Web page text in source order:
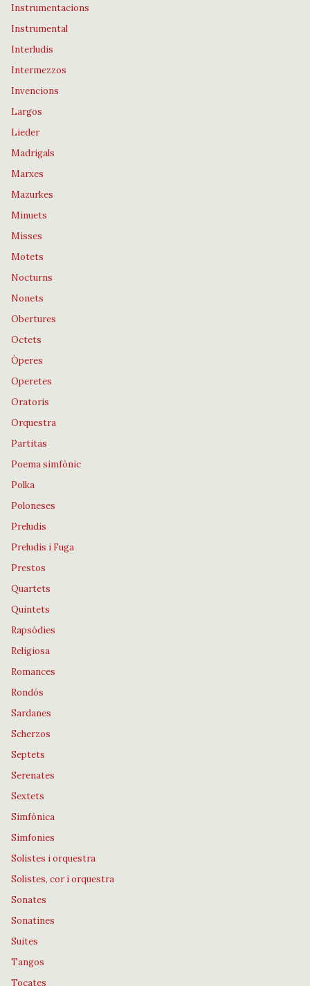
Instrumentacions
Instrumental
Interludis
Intermezzos
Invencions
Largos
Lieder
Madrigals
Marxes
Mazurkes
Minuets
Misses
Motets
Nocturns
Nonets
Obertures
Octets
Òperes
Operetes
Oratoris
Orquestra
Partitas
Poema simfònic
Polka
Poloneses
Preludis
Preludis i Fuga
Prestos
Quartets
Quintets
Rapsòdies
Religiosa
Romances
Rondós
Sardanes
Scherzos
Septets
Serenates
Sextets
Simfònica
Simfonies
Solistes i orquestra
Solistes, cor i orquestra
Sonates
Sonatines
Suites
Tangos
Tocates